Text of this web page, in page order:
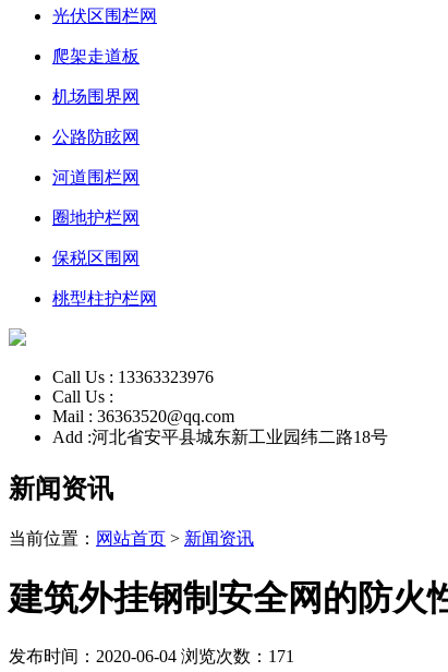
光伏区围栏网
爬架走道板
机场围界网
公路防眩网
河道围栏网
圈地护栏网
保税区围网
桃型柱护栏网
Call Us : 13363323976
Call Us :
Mail : 36363520@qq.com
Add :河北省安平县城东新工业园纬二路18号
新闻资讯
当前位置： 网站首页 > 新闻资讯
建筑外挂钢制安全网的防火
发布时间：2020-06-04 浏览次数： 171